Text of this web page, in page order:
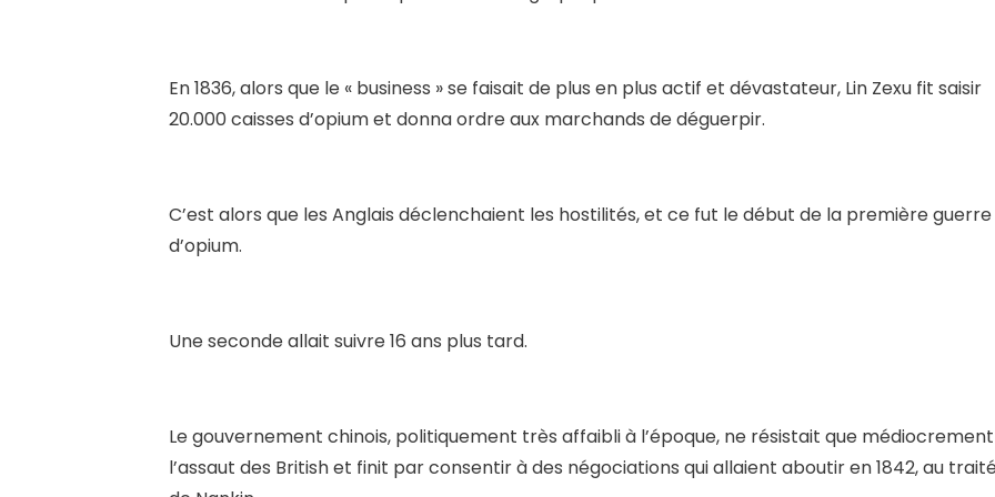
En 1836, alors que le « business » se faisait de plus en plus actif et dévastateur, Lin Zexu fit saisir
20.000 caisses d’opium et donna ordre aux marchands de déguerpir.
C’est alors que les Anglais déclenchaient les hostilités, et ce fut le début de la première guerre
d’opium.
Une seconde allait suivre 16 ans plus tard.
Le gouvernement chinois, politiquement très affaibli à l’époque, ne résistait que
l’assaut des British et finit par consentir à des négociations qui allaient aboutir en 1842, au